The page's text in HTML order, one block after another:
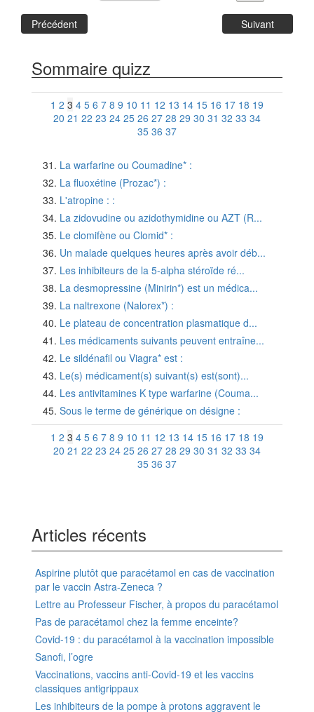
Précédent Suivant
Sommaire quizz
1 2 3 4 5 6 7 8 9 10 11 12 13 14 15 16 17 18 19
20 21 22 23 24 25 26 27 28 29 30 31 32 33 34
35 36 37
La warfarine ou Coumadine* :
La fluoxétine (Prozac*) :
L'atropine : :
La zidovudine ou azidothymidine ou AZT (R...
Le clomifène ou Clomid* :
Un malade quelques heures après avoir déb...
Les inhibiteurs de la 5-alpha stéroïde ré...
La desmopressine (Minirin*) est un médica...
La naltrexone (Nalorex*) :
Le plateau de concentration plasmatique d...
Les médicaments suivants peuvent entraîne...
Le sildénafil ou Viagra* est :
Le(s) médicament(s) suivant(s) est(sont)...
Les antivitamines K type warfarine (Couma...
Sous le terme de générique on désigne :
1 2 3 4 5 6 7 8 9 10 11 12 13 14 15 16 17 18 19
20 21 22 23 24 25 26 27 28 29 30 31 32 33 34
35 36 37
Articles récents
Aspirine plutôt que paracétamol en cas de vaccination
par le vaccin Astra-Zeneca ?
Lettre au Professeur Fischer, à propos du paracétamol
Pas de paracétamol chez la femme enceinte?
Covid-19 : du paracétamol à la vaccination impossible
Sanofi, l’ogre
Vaccinations, vaccins anti-Covid-19 et les vaccins
classiques antigrippaux
Les inhibiteurs de la pompe à protons aggravent le